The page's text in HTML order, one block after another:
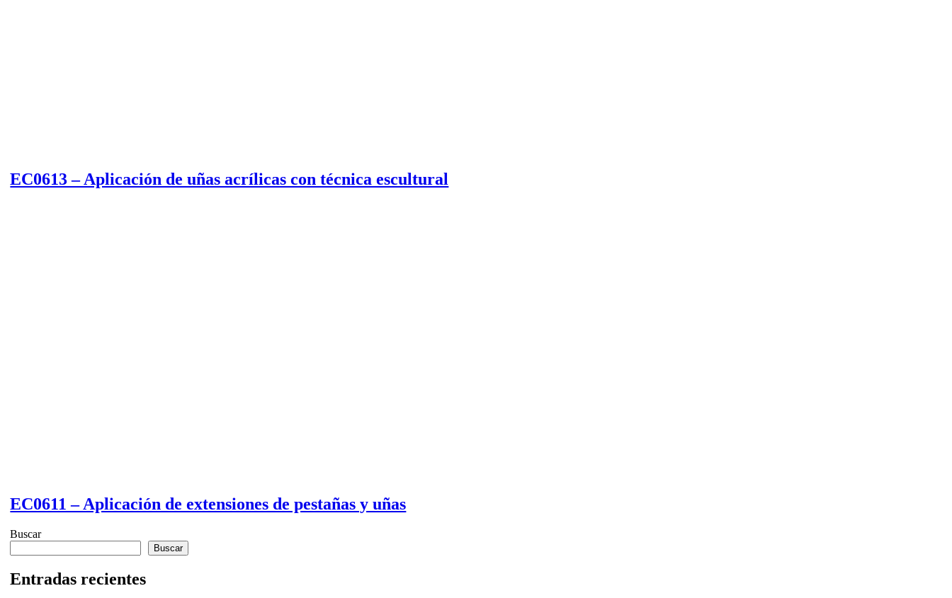
EC0613 – Aplicación de uñas acrílicas con técnica escultural
EC0611 – Aplicación de extensiones de pestañas y uñas
Buscar
Buscar
Entradas recientes